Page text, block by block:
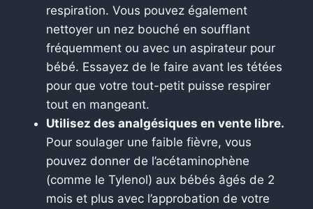
respiration. Vous pouvez également
nettoyer un nez bouché en soufflant
fréquemment ou avec un aspirateur pour
bébé. Essayez de le faire avant les tétées
pour que votre tout-petit puisse respirer
tout en mangeant.
Utilisez des analgésiques en vente libre.
Pour soulager une faible fièvre, vous
pouvez donner de l’acétaminophène
(comme le Tylenol) aux bébés âgés de 2
mois et plus avec l’approbation de votre